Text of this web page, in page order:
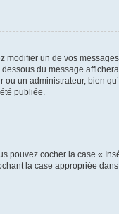
modifier un de vos
du message
ou un administrateur, bien
publiée.
pouvez cocher la case «
la case appropriée